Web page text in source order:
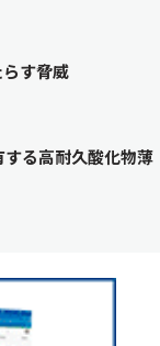
す脅威
る高耐久酸化物薄